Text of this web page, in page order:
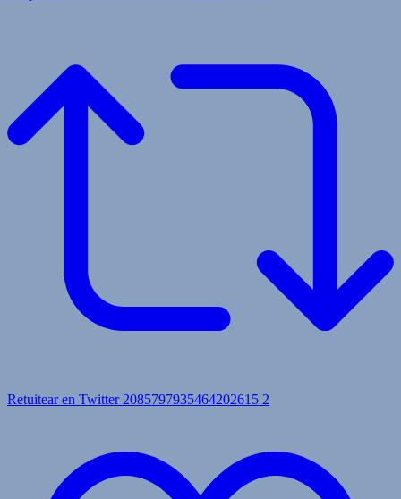
Retuitear en Twitter 2085797935464202615 2